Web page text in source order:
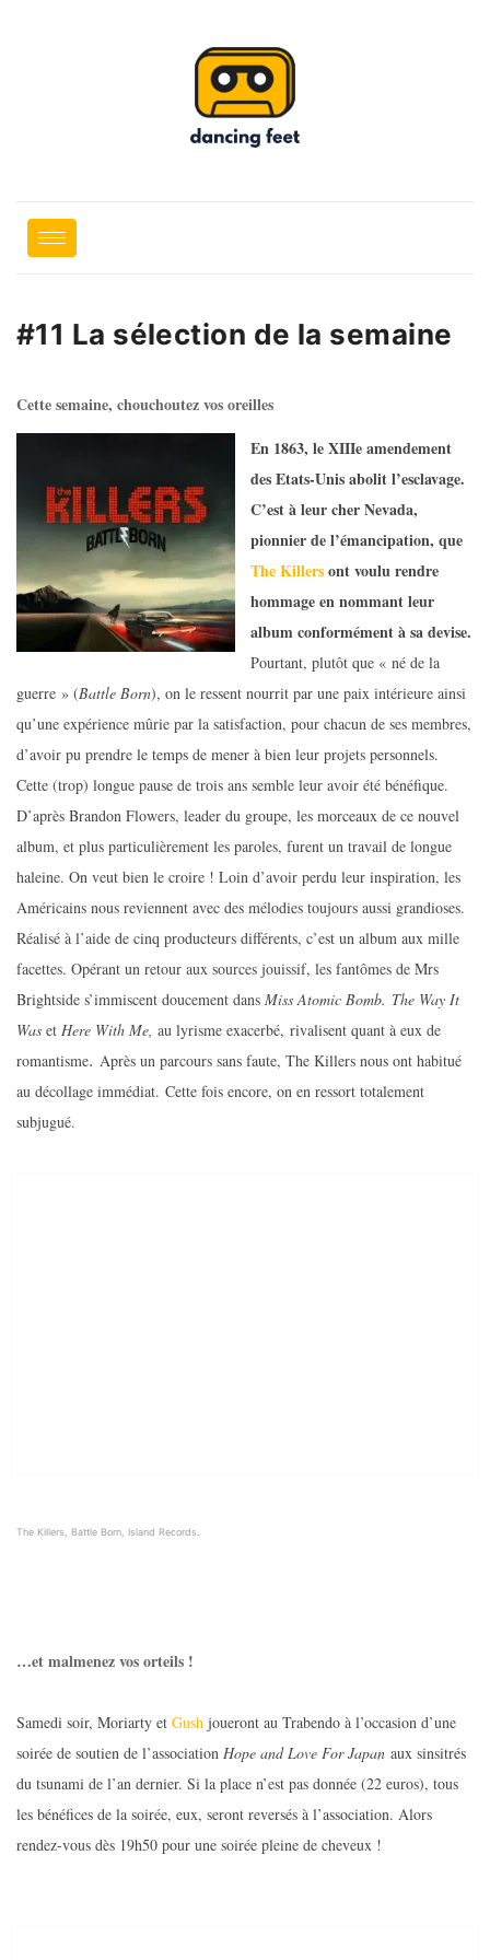
#11 La sélection de la semaine
Cette semaine, chouchoutez vos oreilles
En 1863, le XIIIe amendement
des Etats-Unis abolit l’esclavage.
C’est à leur cher Nevada,
pionnier de l’émancipation, que
The Killersont voulu rendre
hommage en nommant leur
album conformément à sa devise.
Pourtant, plutôt que « né de la
guerre » (Battle Born), on le ressent nourrit par une paix intérieure ainsi
qu’une expérience mûrie par la satisfaction, pour chacun de ses membres,
d’avoir pu prendre le temps de mener à bien leur projets personnels.
Cette (trop) longue pause de trois ans semble leur avoir été bénéfique.
D’après Brandon Flowers, leader du groupe, les morceaux de ce nouvel
album, et plus particulièrement les paroles, furent un travail de longue
haleine. On veut bien le croire ! Loin d’avoir perdu leur inspiration, les
Américains nous reviennent avec des mélodies toujours aussi grandioses.
Réalisé à l’aide de cinq producteurs différents, c’est un album aux mille
facettes. Opérant un retour aux sources jouissif, les fantômes de Mrs
Brightside s’immiscent doucement dans Miss Atomic Bomb. The Way It
Was et Here With Me, au lyrisme exacerbé, rivalisent quant à eux de
romantisme. Après un parcours sans faute, The Killers nous ont habitué
au décollage immédiat. Cette fois encore, on en ressort totalement
subjugué.
The Killers, Battle Born, Island Records.
…et malmenez vos orteils !
Samedi soir, Moriarty et Gush joueront au Trabendo à l’occasion d’une
soirée de soutien de l’association Hope and Love For Japan aux sinsitrés
du tsunami de l’an dernier. Si la place n’est pas donnée (22 euros), tous
les bénéfices de la soirée, eux, seront reversés à l’association. Alors
rendez-vous dès 19h50 pour une soirée pleine de cheveux !